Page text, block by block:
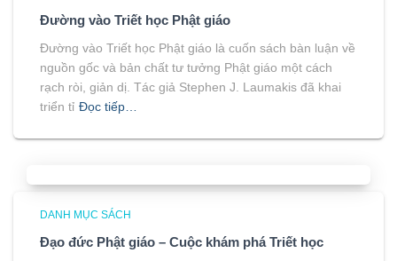
Đường vào Triết học Phật giáo
Đường vào Triết học Phật giáo là cuốn sách bàn luận về
nguồn gốc và bản chất tư tưởng Phật giáo một cách
rạch ròi, giản dị. Tác giả Stephen J. Laumakis đã khai
triển tỉ Đọc tiếp…
DANH MỤC SÁCH
Đạo đức Phật giáo – Cuộc khám phá Triết học